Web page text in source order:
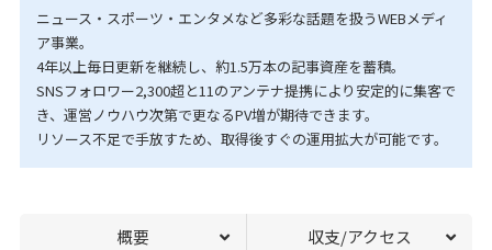
ニュース・スポーツ・エンタメなど多彩な話題を扱うWEBメディ
ア事業。
4年以上毎日更新を継続し、約1.5万本の記事資産を蓄積。
SNSフォロワー2,300超と11のアンテナ提携により安定的に集客で
き、運営ノウハウ次第で更なるPV増が期待できます。
リソース不足で手放すため、取得後すぐの運用拡大が可能です。
概要 収支/アクセス